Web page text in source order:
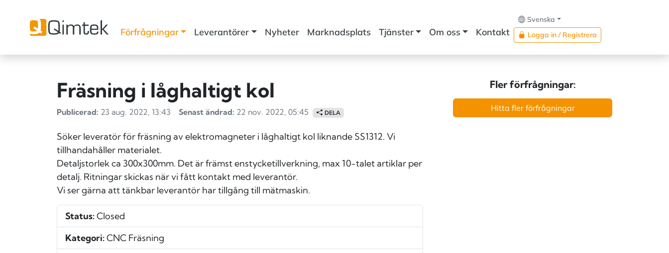
Förfrågningar Leverantörer Nyheter Marknadsplats Tjänster Om oss Kontakt
Svenska
Logga in / Registrera
Fräsning i låghaltigt kol
Publicerad: 23 aug. 2022, 13:43 Senast ändrad: 22 nov. 2022, 05:45 DELA
Söker leveratör för fräsning av elektromagneter i låghaltigt kol liknande SS1312. Vi
tillhandahåller materialet.
Detaljstorlek ca 300x300mm. Det är främst enstycketillverkning, max 10-talet artiklar per
detalj. Ritningar skickas när vi fått kontakt med leverantör.
Vi ser gärna att tänkbar leverantör har tillgång till mätmaskin.
Status:Closed
Kategori:CNC Fräsning
Fler förfrågningar:
Hitta fler förfrågningar